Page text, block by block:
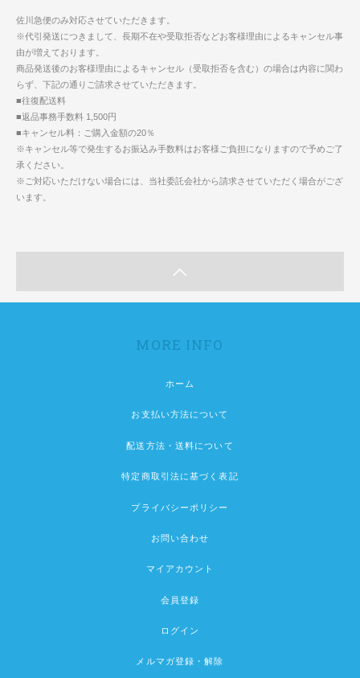
佐川急便のみ対応させていただきます。
※代引発送につきまして、長期不在や受取拒否などお客様理由によるキャンセル事
由が増えております。
商品発送後のお客様理由によるキャンセル（受取拒否を含む）の場合は内容に関わ
らず、下記の通りご請求させていただきます。
■往復配送料
■返品事務手数料 1,500円
■キャンセル料：ご購入金額の20％
※キャンセル等で発生するお振込み手数料はお客様ご負担になりますので予めご了
承ください。
※ご対応いただけない場合には、当社委託会社から請求させていただく場合がござ
います。
MORE INFO
ホーム
お支払い方法について
配送方法・送料について
特定商取引法に基づく表記
プライバシーポリシー
お問い合わせ
マイアカウント
会員登録
ログイン
メルマガ登録・解除